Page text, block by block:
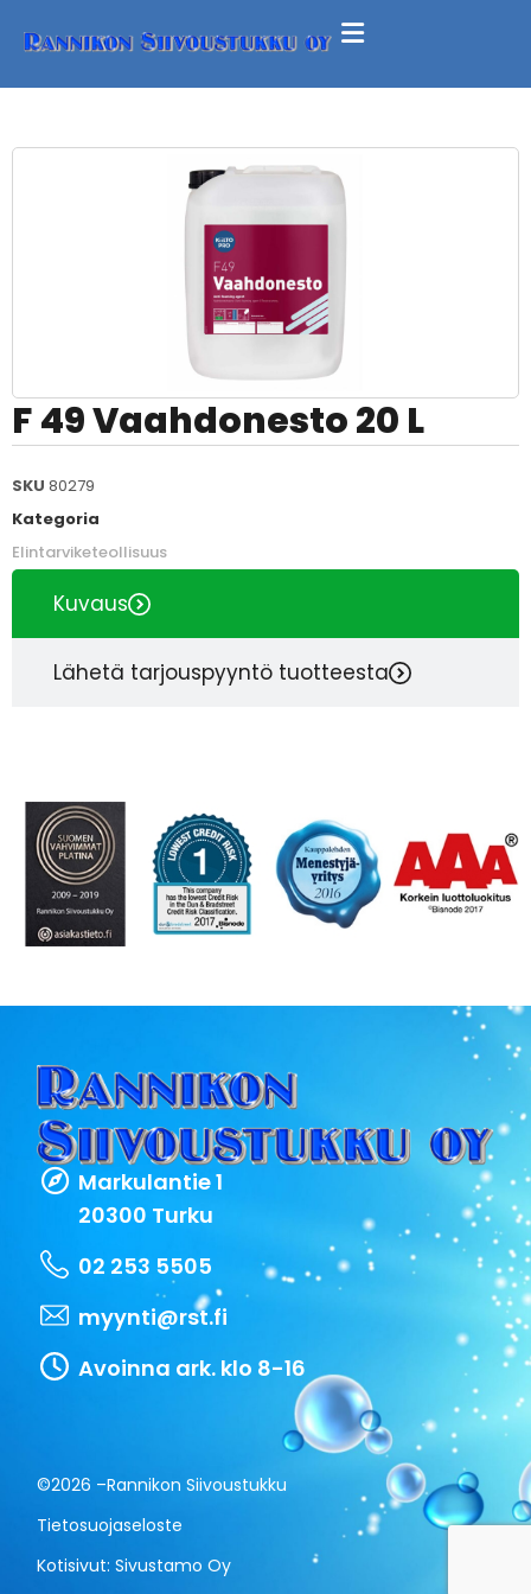
F 49 Vaahdonesto 20 L
SKU 80279
Kategoria
Elintarviketeollisuus
Kuvaus
Lähetä tarjouspyyntö tuotteesta
Markulantie 1
20300 Turku
02 253 5505
myynti@rst.fi
Avoinna ark. klo 8-16
©2026 –Rannikon Siivoustukku
Tietosuojaseloste
Kotisivut:Sivustamo Oy